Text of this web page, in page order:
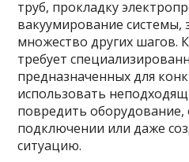
труб, прокладку
вакуумирование системы,
множество других шагов.
требует
предназначенных для
использовать
повредить
подключении или даже
ситуацию.